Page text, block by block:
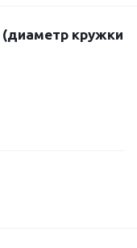
(диаметр кружки